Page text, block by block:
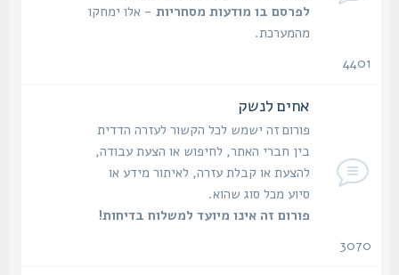
לפרסם בו מודעות מסחריות- אלו ימחקו
מהמערכת.
אחים לנשק
פורום זה ישמש לכל הקשור לעזרה הדדית
בין חברי האתר, לחיפוש או הצעת עבודה,
להצעת או קבלת עזרה, לאיתור מידע או
סיוע מכל סוג שהוא.
פורום זה אינו מיועד למשלוח בדיחות!
3070